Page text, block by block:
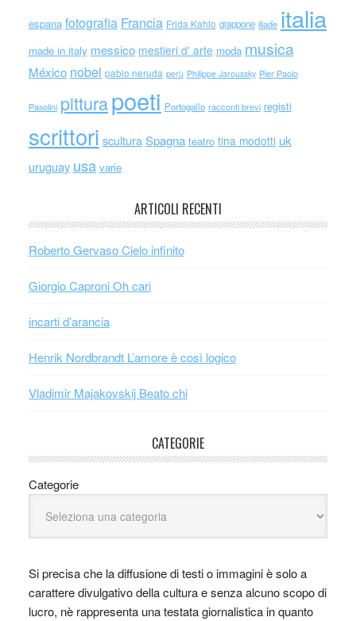
espana fotografia Francia Frida Kahlo giappone iliade italia
made in italy messico mestieri d' arte moda musica
México nobel pablo neruda perù Philippe Jaroussky Pier Paolo
Pasolini pitturapoeti Portogallo racconti brevi registi
scrittori sculturaSpagna teatro tina modotti uk
uruguay usa varie
ARTICOLI RECENTI
Roberto Gervaso Cielo infinito
Giorgio Caproni Oh cari
incarti d’arancia
Henrik Nordbrandt L’amore è così logico
Vladimir Majakovskij Beato chi
CATEGORIE
Categorie
Si precisa che la diffusione di testi o immagini è solo a
carattere divulgativo della cultura e senza alcuno scopo di
lucro, nè rappresenta una testata giornalistica in quanto